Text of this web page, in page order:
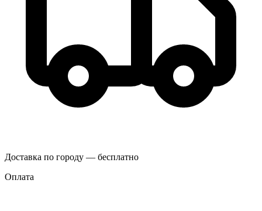
Доставка по городу — бесплатно
Оплата